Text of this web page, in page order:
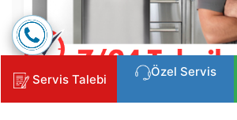
Servis Talebi
Özel Servis